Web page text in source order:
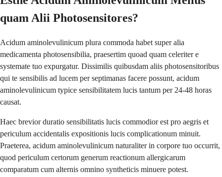
quam Alii Photosensitores?
Acidum aminolevulinicum plura commoda habet super alia
medicamenta photosensibilia, praesertim quoad quam celeriter e
systemate tuo expurgatur. Dissimilis quibusdam aliis photosensitoribus
qui te sensibilis ad lucem per septimanas facere possunt, acidum
aminolevulinicum typice sensibilitatem lucis tantum per 24-48 horas
causat.
Haec brevior duratio sensibilitatis lucis commodior est pro aegris et
periculum accidentalis expositionis lucis complicationum minuit.
Praeterea, acidum aminolevulinicum naturaliter in corpore tuo occurrit,
quod periculum certorum generum reactionum allergicarum
comparatum cum alternis omnino syntheticis minuere potest.